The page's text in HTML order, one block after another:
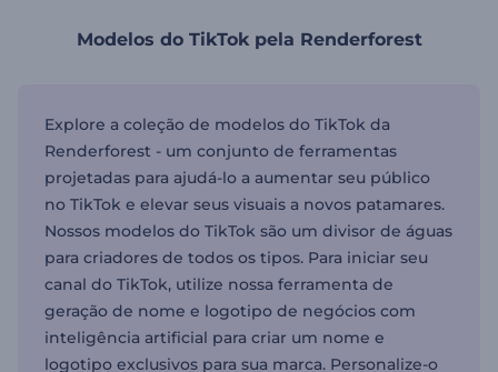
Modelos do TikTok pela Renderforest
Explore a coleção de modelos do TikTok da
Renderforest - um conjunto de ferramentas
projetadas para ajudá-lo a aumentar seu público
no TikTok e elevar seus visuais a novos patamares.
Nossos modelos do TikTok são um divisor de águas
para criadores de todos os tipos. Para iniciar seu
canal do TikTok, utilize nossa ferramenta de
geração de nome e logotipo de negócios com
inteligência artificial para criar um nome e
logotipo exclusivos para sua marca. Personalize-o